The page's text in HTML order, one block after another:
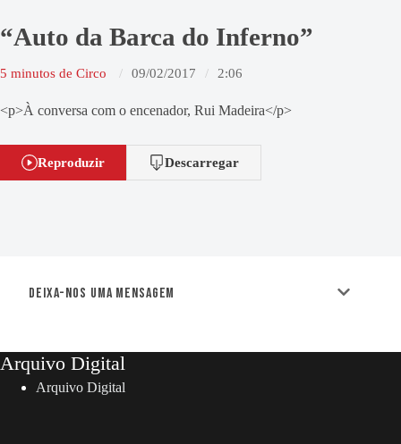
“Auto da Barca do Inferno”
5 minutos de Circo 09/02/2017 2:06
<p>À conversa com o encenador, Rui Madeira</p>
Reproduzir Descarregar
Deixa-nos uma mensagem
Arquivo Digital
Arquivo Digital